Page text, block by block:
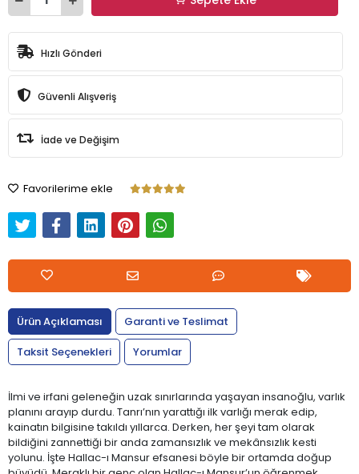
Hızlı Gönderi
Güvenli Alışveriş
İade ve Değişim
Favorilerime ekle
Ürün Açıklaması
Garanti ve Teslimat
Taksit Seçenekleri
Yorumlar
İlmi ve irfani geleneğin uzak sınırlarında yaşayan insanoğlu, varlık
planını arayıp durdu. Tanrı’nın yarattığı ilk varlığı merak edip,
kainatın bilgisine takıldı yıllarca. Derken, her şeyi tam olarak
bildiğini zannettiği bir anda zamansızlık ve mekânsızlık kesti
yolunu. İşte Hallac-ı Mansur efsanesi böyle bir ortamda doğup